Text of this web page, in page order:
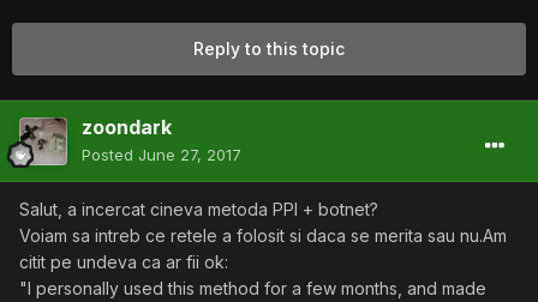
Reply to this topic
zoondark
Posted June 27, 2017
Salut, a incercat cineva metoda PPI + botnet?
Voiam sa intreb ce retele a folosit si daca se merita sau nu.Am
citit pe undeva ca ar fii ok:
"I personally used this method for a few months, and made